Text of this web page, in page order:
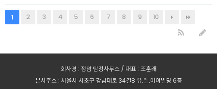
1 2 3 4 5 6 7 8 9 10
회사명 : 정암 탐정사무소 / 대표 : 조훈래
본사주소 : 서울시 서초구 강남대로 34길8 유.엘.아이빌딩 6층